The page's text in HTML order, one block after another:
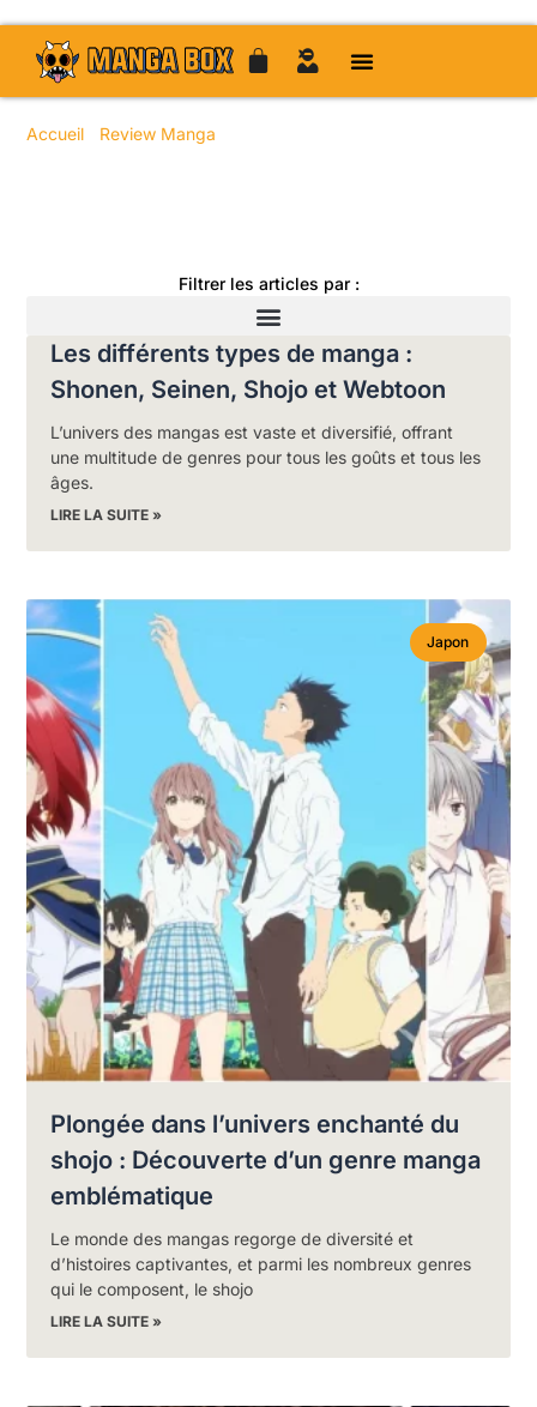
Accueil Review Manga
Filtrer les articles par :
Les différents types de manga :
Shonen, Seinen, Shojo et Webtoon
L’univers des mangas est vaste et diversifié, offrant
une multitude de genres pour tous les goûts et tous les
âges.
LIRE LA SUITE »
Japon
Plongée dans l’univers enchanté du
shojo : Découverte d’un genre manga
emblématique
Le monde des mangas regorge de diversité et
d’histoires captivantes, et parmi les nombreux genres
qui le composent, le shojo
LIRE LA SUITE »